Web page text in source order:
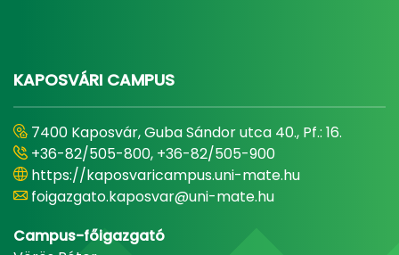
KAPOSVÁRI CAMPUS
7400 Kaposvár, Guba Sándor utca 40., Pf.: 16.
+36-82/505-800, +36-82/505-900
https://kaposvaricampus.uni-mate.hu
foigazgato.kaposvar@uni-mate.hu
Campus-főigazgató